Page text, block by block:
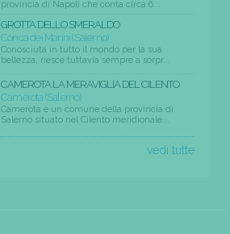
provincia di Napoli che conta circa 6...
GROTTA DELLO SMERALDO
Conca dei Marini (Salerno)
Conosciuta in tutto il mondo per la sua
bellezza, riesce tuttavia sempre a sorpr...
CAMEROTA LA MERAVIGLIA DEL CILENTO
Camerota (Salerno)
Camerota è un comune della provincia di
Salerno situato nel Cilento meridionale...
vedi tutte